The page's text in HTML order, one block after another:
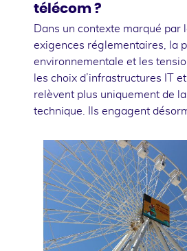
télécom ?
Dans un contexte marqué par
exigences réglementaires, la
environnementale et les
les choix d’infrastructures IT
relèvent plus uniquement de
technique. Ils engagent